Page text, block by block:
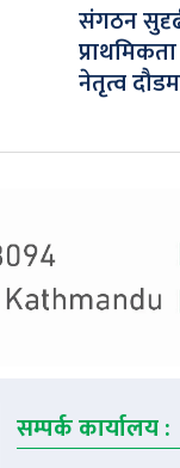
संगठन
नेतृत्व
सम्पर्क कार्यालय :